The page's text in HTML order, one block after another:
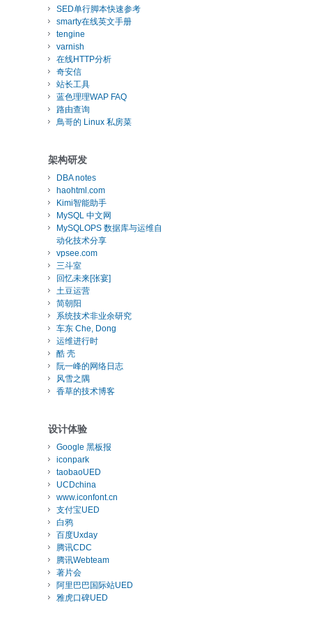
SED单行脚本快速参考
smarty在线英文手册
tengine
varnish
在线HTTP分析
奇安信
站长工具
蓝色理理WAP FAQ
路由查询
鳥哥的 Linux 私房菜
架构研发
DBA notes
haohtml.com
Kimi智能助手
MySQL 中文网
MySQLOPS 数据库与运维自
动化技术分享
vpsee.com
三斗室
回忆未来[张宴]
土豆运营
简朝阳
系统技术非业余研究
车东 Che, Dong
运维进行时
酷 壳
阮一峰的网络日志
风雪之隅
香草的技术博客
设计体验
Google 黑板报
iconpark
taobaoUED
UCDchina
www.iconfont.cn
支付宝UED
白鸦
百度Uxday
腾讯CDC
腾讯Webteam
著片会
阿里巴巴国际站UED
雅虎口碑UED